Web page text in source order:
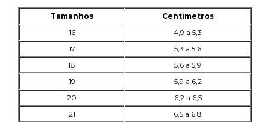
Tamanhos
Centimetros
16
4,9 a 5,3
17
5,3 a 5,6
18
5,6 a 5,9
19
5,9 a 6,2
20
6,2 a 6,5
21
6,5 a 6,8